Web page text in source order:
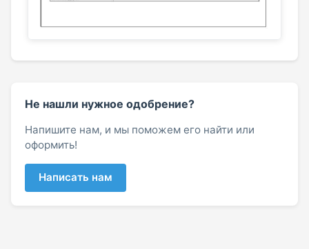
Не нашли нужное одобрение?
Напишите нам, и мы поможем его найти или
оформить!
Написать нам